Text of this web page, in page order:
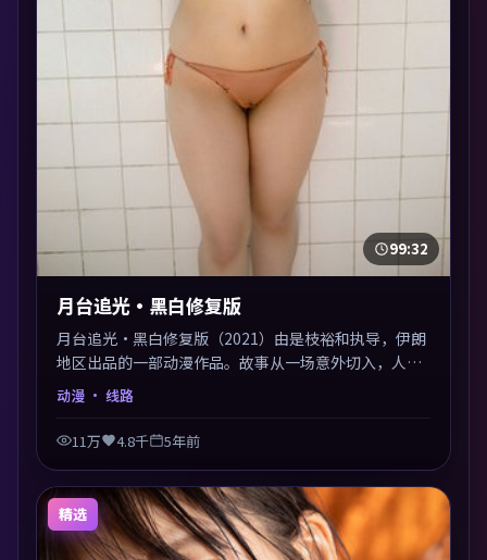
99:32
月台追光·黑白修复版
月台追光·黑白修复版（2021）由是枝裕和执导，伊朗
地区出品的一部动漫作品。故事从一场意外切入，人物
在道德与生存之间反复摇摆，叙事层层推进，情绪克制
而有力。主演阵容以生活化表演见长，对手戏火花四
溅。
动漫 · 线路
11万 4.8千 5年前
精选